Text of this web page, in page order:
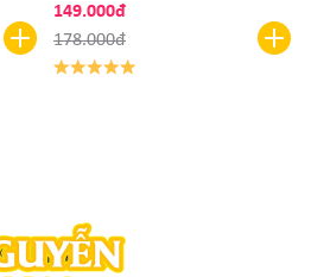
Mascara
149.000đ
178.000đ